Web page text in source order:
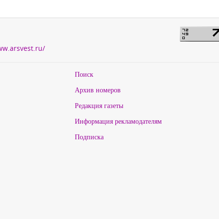
Поиск
Архив номеров
Редакция газеты
Информация рекламодателям
Подписка